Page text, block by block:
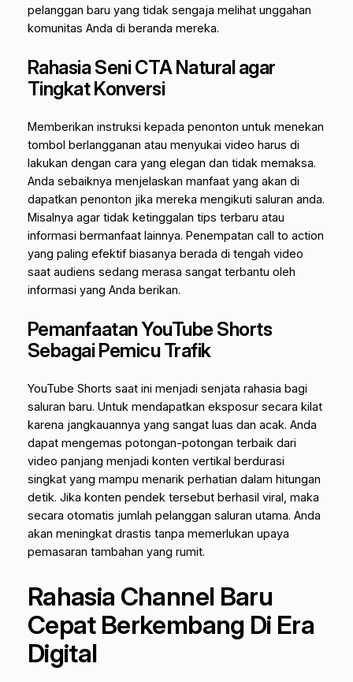
pelanggan baru yang tidak sengaja melihat unggahan
komunitas Anda di beranda mereka.
Rahasia Seni CTA Natural agar
Tingkat Konversi
Memberikan instruksi kepada penonton untuk menekan
tombol berlangganan atau menyukai video harus di
lakukan dengan cara yang elegan dan tidak memaksa.
Anda sebaiknya menjelaskan manfaat yang akan di
dapatkan penonton jika mereka mengikuti saluran anda.
Misalnya agar tidak ketinggalan tips terbaru atau
informasi bermanfaat lainnya. Penempatan call to action
yang paling efektif biasanya berada di tengah video
saat audiens sedang merasa sangat terbantu oleh
informasi yang Anda berikan.
Pemanfaatan YouTube Shorts
Sebagai Pemicu Trafik
YouTube Shorts saat ini menjadi senjata rahasia bagi
saluran baru. Untuk mendapatkan eksposur secara kilat
karena jangkauannya yang sangat luas dan acak. Anda
dapat mengemas potongan-potongan terbaik dari
video panjang menjadi konten vertikal berdurasi
singkat yang mampu menarik perhatian dalam hitungan
detik. Jika konten pendek tersebut berhasil viral, maka
secara otomatis jumlah pelanggan saluran utama. Anda
akan meningkat drastis tanpa memerlukan upaya
pemasaran tambahan yang rumit.
Rahasia Channel Baru
Cepat Berkembang Di Era
Digital